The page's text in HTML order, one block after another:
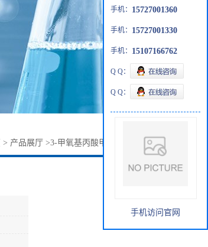
> 产品展厅 >3-甲氧基丙酸甲酯99%3852-09-3
手机： 15727001360
手机： 15727001330
手机： 15107166762
Q Q：
Q Q：
手机访问官网